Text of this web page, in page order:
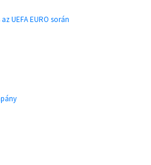
UEFA EURO során